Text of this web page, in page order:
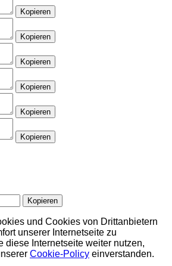
Kopieren
Kopieren
Kopieren
Kopieren
Kopieren
Kopieren
Kopieren
und Cookies von Drittanbietern
unserer Internetseite zu
diese Internetseite weiter nutzen,
Cookie-Policy einverstanden.